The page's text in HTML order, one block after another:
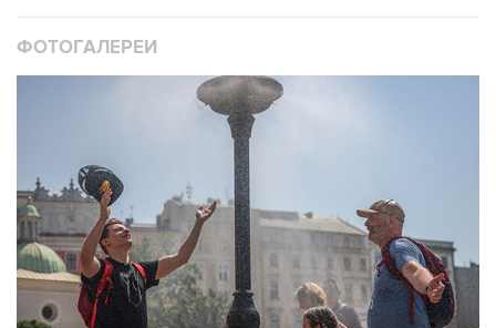
ФОТОГАЛЕРЕИ